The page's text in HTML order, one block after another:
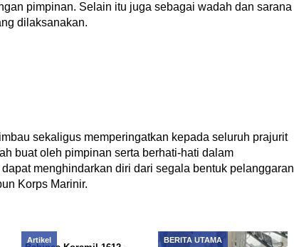
pimpinan. Selain itu juga sebagai wadah dan sarana
dilaksanakan.
sekaligus memperingatkan kepada seluruh prajurit
buat oleh pimpinan serta berhati-hati dalam
menghindarkan diri dari segala bentuk pelanggaran
Korps Marinir.
Artikel BERITA UTAMA